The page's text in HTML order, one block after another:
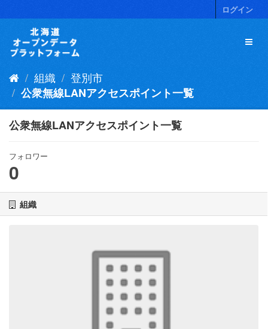
キ
ログイン
組織
登別市
公衆無線LANアクセスポイント一覧
公衆無線LANアクセスポイント一覧
フォロワー
0
組織